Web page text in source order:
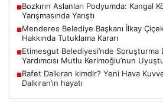
■Bozkırın Aslanları Podyumda: Kangal
Yarışmasında Yarıştı
■Menderes Belediye Başkanı İlkay
Hakkında Tutuklama Kararı
■Etimesgut Belediyesi’nde Soruşturma
Yardımcısı Mutlu Kerimoğlu’nun
■Rafet Dalkıran kimdir? Yeni Hava
Dalkıran’ın hayatı